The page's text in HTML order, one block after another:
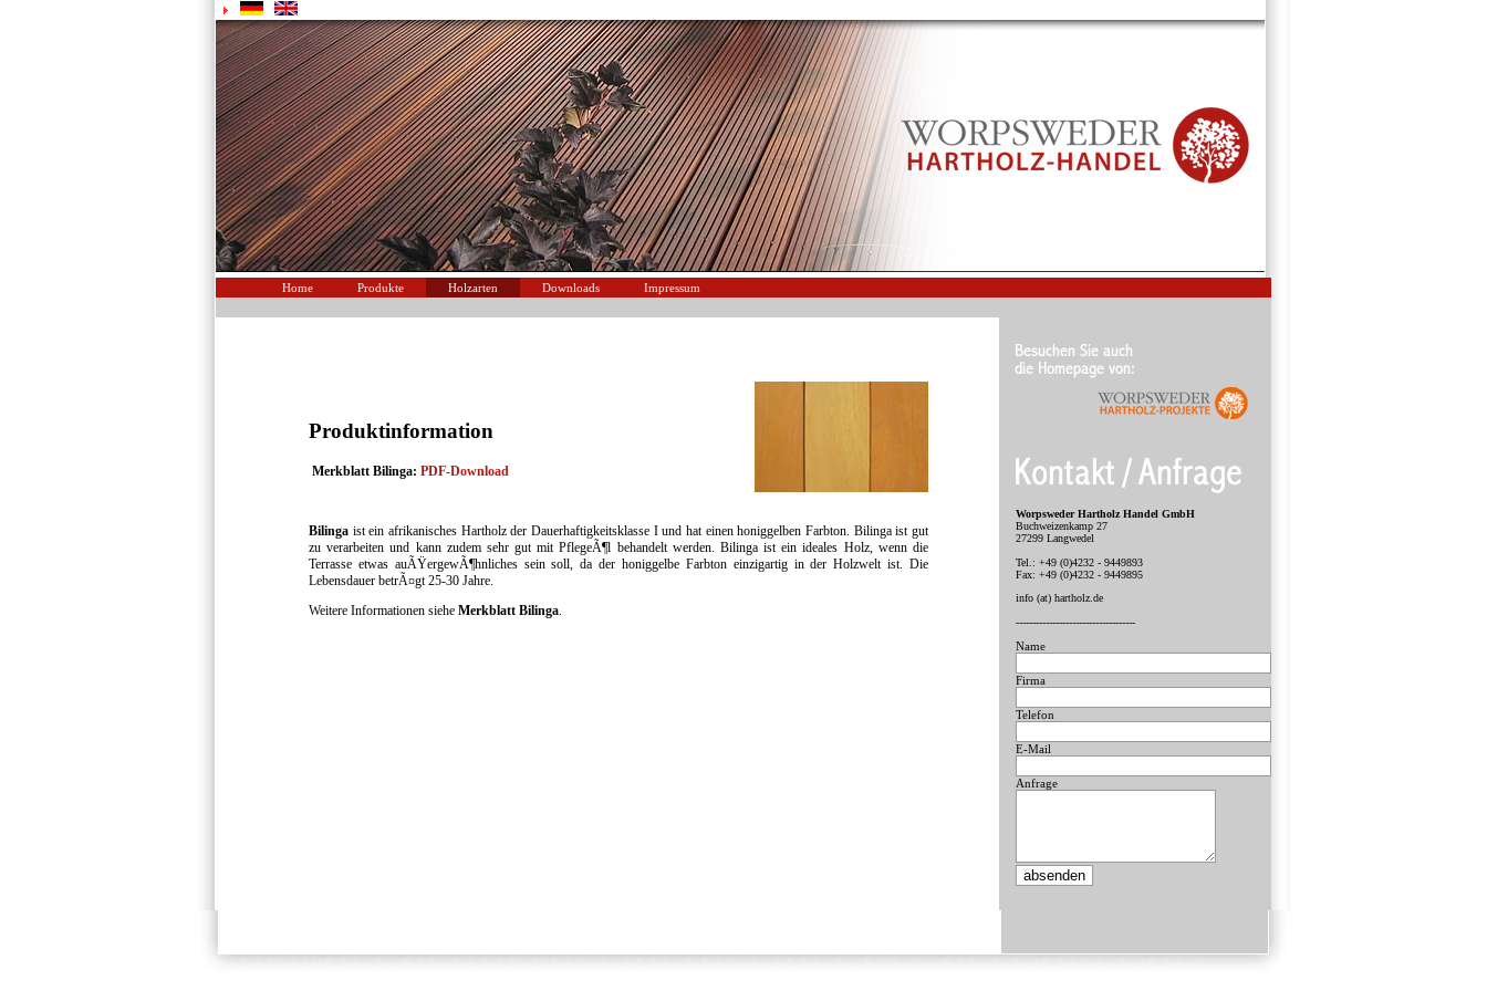
Home Produkte Holzarten Downloads Impressum
Produktinformation
Merkblatt Bilinga: PDF-Download
Bilinga ist ein afrikanisches Hartholz der Dauerhaftigkeitsklasse I und hat einen honiggelben Farbton. Bilinga ist gut
zu verarbeiten und kann zudem sehr gut mit PflegeÃ¶l behandelt werden. Bilinga ist ein ideales Holz, wenn die
Terrasse etwas auÃŸergewÃ¶hnliches sein soll, da der honiggelbe Farbton einzigartig in der Holzwelt ist. Die
Lebensdauer betrÃ¤gt 25-30 Jahre.
Weitere Informationen siehe Merkblatt Bilinga.
Worpsweder Hartholz Handel GmbH
Buchweizenkamp 27
27299 Langwedel
Tel.: +49 (0)4232 - 9449893
Fax: +49 (0)4232 - 9449895
info (at) hartholz.de
------------------------------------
Name
Firma
Telefon
E-Mail
Anfrage